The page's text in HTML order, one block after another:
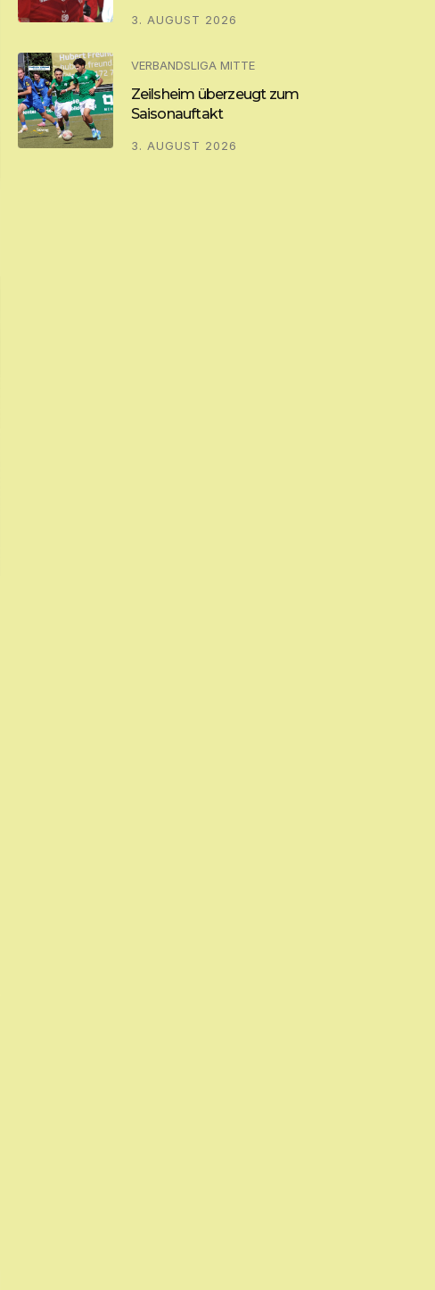
3. AUGUST 2026
VERBANDSLIGA MITTE
Zeilsheim überzeugt zum
Saisonauftakt
3. AUGUST 2026